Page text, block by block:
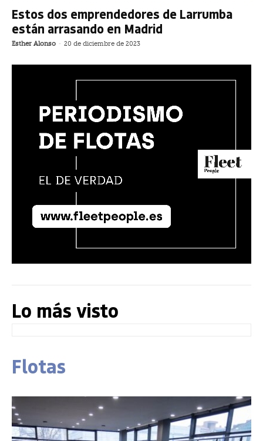
Estos dos emprendedores de Larrumba
están arrasando en Madrid
Esther Alonso - 20 de diciembre de 2023
Lo más visto
Flotas